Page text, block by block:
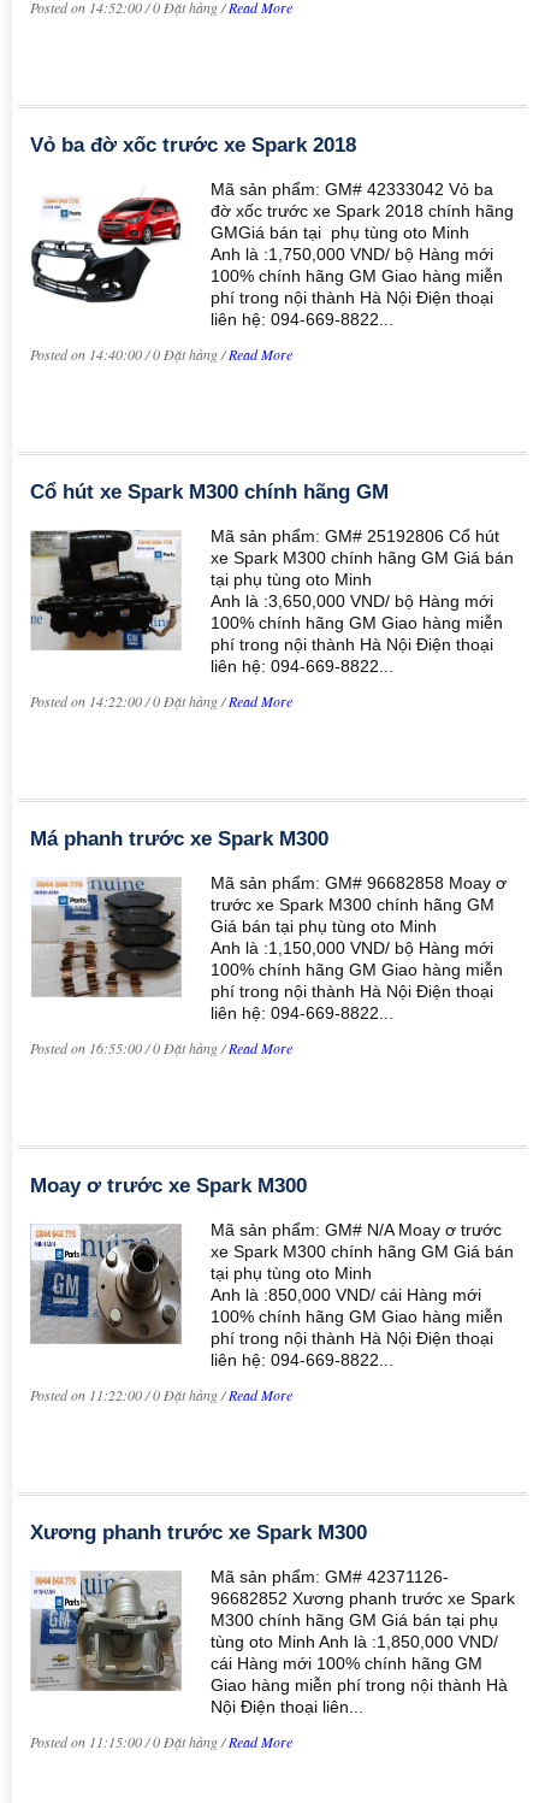
Posted on 14:52:00 / 0 Đặt hàng /Read More
Vỏ ba đờ xốc trước xe Spark 2018
Mã sản phẩm: GM# 42333042 Vỏ ba
đờ xốc trước xe Spark 2018 chính hãng
GMGiá bán tại phụ tùng oto Minh
Anh là :1,750,000 VND/ bộ Hàng mới
100% chính hãng GM Giao hàng miễn
phí trong nội thành Hà Nội Điện thoại
liên hệ: 094-669-8822...
Posted on 14:40:00 / 0 Đặt hàng /Read More
Cổ hút xe Spark M300 chính hãng GM
Mã sản phẩm: GM# 25192806 Cổ hút
xe Spark M300 chính hãng GM Giá bán
tại phụ tùng oto Minh
Anh là :3,650,000 VND/ bộ Hàng mới
100% chính hãng GM Giao hàng miễn
phí trong nội thành Hà Nội Điện thoại
liên hệ: 094-669-8822...
Posted on 14:22:00 / 0 Đặt hàng /Read More
Má phanh trước xe Spark M300
Mã sản phẩm: GM# 96682858 Moay ơ
trước xe Spark M300 chính hãng GM
Giá bán tại phụ tùng oto Minh
Anh là :1,150,000 VND/ bộ Hàng mới
100% chính hãng GM Giao hàng miễn
phí trong nội thành Hà Nội Điện thoại
liên hệ: 094-669-8822...
Posted on 16:55:00 / 0 Đặt hàng /Read More
Moay ơ trước xe Spark M300
Mã sản phẩm: GM# N/A Moay ơ trước
xe Spark M300 chính hãng GM Giá bán
tại phụ tùng oto Minh
Anh là :850,000 VND/ cái Hàng mới
100% chính hãng GM Giao hàng miễn
phí trong nội thành Hà Nội Điện thoại
liên hệ: 094-669-8822...
Posted on 11:22:00 / 0 Đặt hàng /Read More
Xương phanh trước xe Spark M300
Mã sản phẩm: GM# 42371126-
96682852 Xương phanh trước xe Spark
M300 chính hãng GM Giá bán tại phụ
tùng oto Minh Anh là :1,850,000 VND/
cái Hàng mới 100% chính hãng GM
Giao hàng miễn phí trong nội thành Hà
Nội Điện thoại liên...
Posted on 11:15:00 / 0 Đặt hàng /Read More